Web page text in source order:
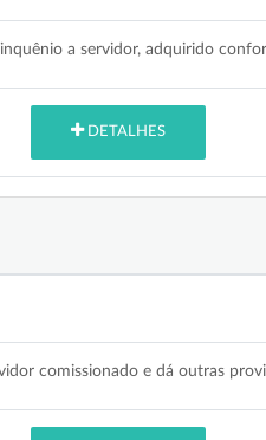
a servidor, adquirido
DETALHES
comissionado e dá outras